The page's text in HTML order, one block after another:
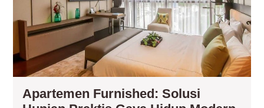
Apartemen Furnished: Solusi